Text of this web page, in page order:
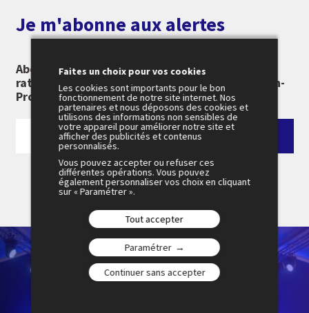
Je m'abonne aux alertes
Abonnez-vous à notre newsletter pour ne rien
rater des 26e Rencontres Économiques d'Aix-en-
Provence :
Faites un choix pour vos cookies
Les cookies sont importants pour le bon
fonctionnement de notre site internet. Nos
partenaires et nous déposons des cookies et
utilisons des informations non sensibles de
votre appareil pour améliorer notre site et
afficher des publicités et contenus
personnalisés.
Vous pouvez accepter ou refuser ces
différentes opérations. Vous pouvez
également personnaliser vos choix en cliquant
sur « Paramétrer ».
Tout accepter
Paramétrer
Continuer sans accepter